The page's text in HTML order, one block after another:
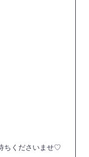
ちくださいませ♡